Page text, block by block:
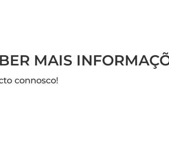
MAIS
connosco!